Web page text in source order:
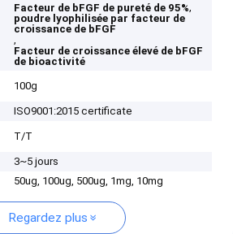
Facteur de bFGF de pureté de 95%,
poudre lyophilisée par facteur de
croissance de bFGF
,
Facteur de croissance élevé de bFGF
de bioactivité
100g
ISO9001:2015 certificate
T/T
3~5 jours
50ug, 100ug, 500ug, 1mg, 10mg
Regardez plus